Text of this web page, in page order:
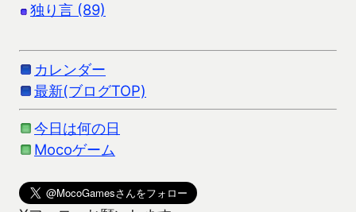
独り言 (89)
カレンダー
最新(ブログTOP)
今日は何の日
Mocoゲーム